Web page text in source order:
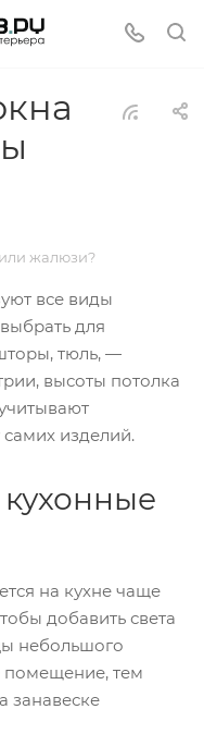
жалюзи?
все виды
для
тюль, —
высоты потолка
самих изделий.
кухонные
на кухне чаще
добавить света
небольшого
помещение, тем
занавеске